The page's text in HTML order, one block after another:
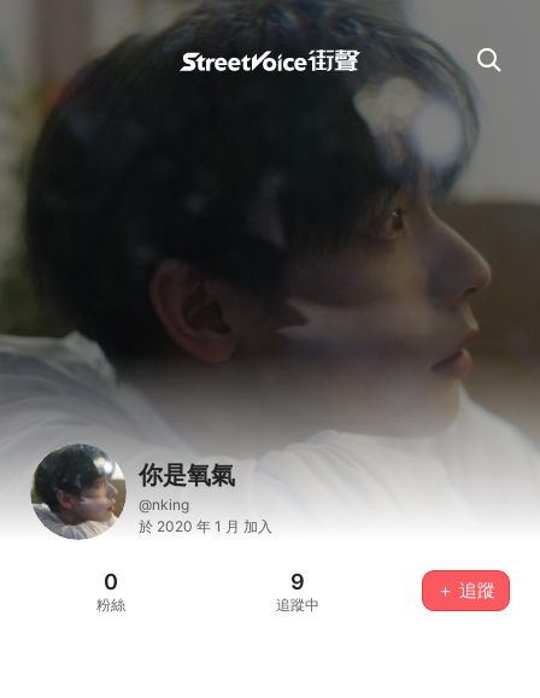
你是氧氣
@nking
於 2020 年 1 月 加入
0
粉絲
9
追蹤中
＋ 追蹤